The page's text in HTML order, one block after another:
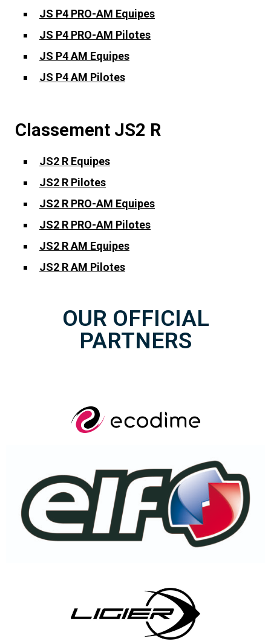
JS P4 PRO-AM Equipes
JS P4 PRO-AM Pilotes
JS P4 AM Equipes
JS P4 AM Pilotes
Classement JS2 R
JS2 R Equipes
JS2 R Pilotes
JS2 R PRO-AM Equipes
JS2 R PRO-AM Pilotes
JS2 R AM Equipes
JS2 R AM Pilotes
OUR OFFICIAL
PARTNERS